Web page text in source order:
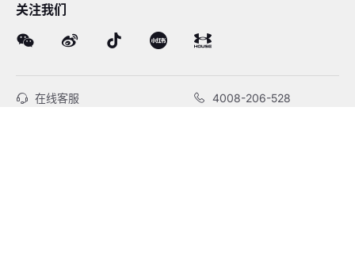
关注我们
在线客服 4008-206-528